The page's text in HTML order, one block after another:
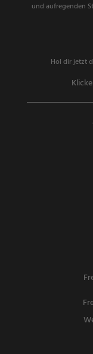
und aufregenden
Hol dir jetzt